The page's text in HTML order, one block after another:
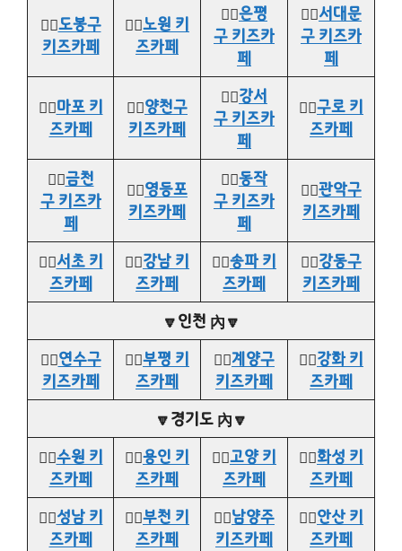
👉🏻도봉구
키즈카페
👉🏻노원 키
즈카페
👉🏻은평
구 키즈카
페
👉🏻서대문
구 키즈카
페
👉🏻마포 키
즈카페
👉🏻양천구
키즈카페
👉🏻강서
구 키즈카
페
👉🏻구로 키
즈카페
👉🏻금천
구 키즈카
페
👉🏻영등포
키즈카페
👉🏻동작
구 키즈카
페
👉🏻관악구
키즈카페
👉🏻서초 키
즈카페
👉🏻강남 키
즈카페
👉🏻송파 키
즈카페
👉🏻강동구
키즈카페
🔽인천 內🔽
👉🏻연수구
키즈카페
👉🏻부평 키
즈카페
👉🏻계양구
키즈카페
👉🏻강화 키
즈카페
🔽경기도 內🔽
👉🏻수원 키
즈카페
👉🏻용인 키
즈카페
👉🏻고양 키
즈카페
👉🏻화성 키
즈카페
👉🏻성남 키
즈카페
👉🏻부천 키
즈카페
👉🏻남양주
키즈카페
👉🏻안산 키
즈카페